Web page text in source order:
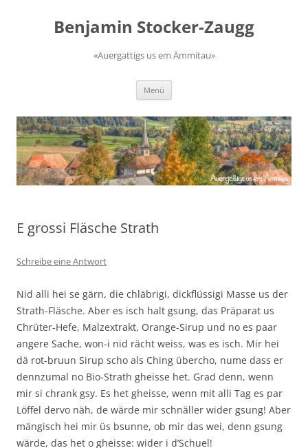
springenBenjamin Stocker-Zaugg
«Auergattigs us em Ämmitau»
Menü
E grossi Fläsche Strath
Schreibe eine Antwort
Nid alli hei se gärn, die chläbrigi, dickflüssigi Masse us der
Strath-Fläsche. Aber es isch halt gsung, das Präparat us
Chrüter-Hefe, Malzextrakt, Orange-Sirup und no es paar
angere Sache, won-i nid rächt weiss, was es isch. Mir hei
dä rot-bruun Sirup scho als Ching übercho, nume dass er
dennzumal no Bio-Strath gheisse het. Grad denn, wenn
mir si chrank gsy. Es het gheisse, wenn mit alli Tag es par
Löffel dervo näh, de wärde mir schnäller wider gsung! Aber
mängisch hei mir üs bsunne, ob mir das wei, denn gsung
wärde, das het o gheisse: wider i d’Schuel!